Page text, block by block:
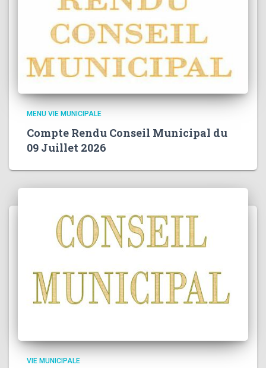
MENU VIE MUNICIPALE
Compte Rendu Conseil Municipal du
09 Juillet 2026
VIE MUNICIPALE